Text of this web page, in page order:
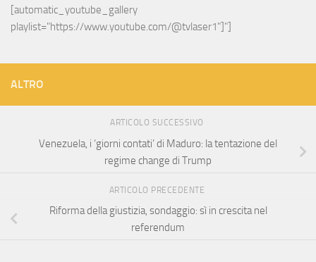
[automatic_youtube_gallery
playlist="https://www.youtube.com/@tvlaser1"]"]
ALTRO
ARTICOLO SUCCESSIVO
Venezuela, i ‘giorni contati’ di Maduro: la tentazione del
regime change di Trump
ARTICOLO PRECEDENTE
Riforma della giustizia, sondaggio: sì in crescita nel
referendum